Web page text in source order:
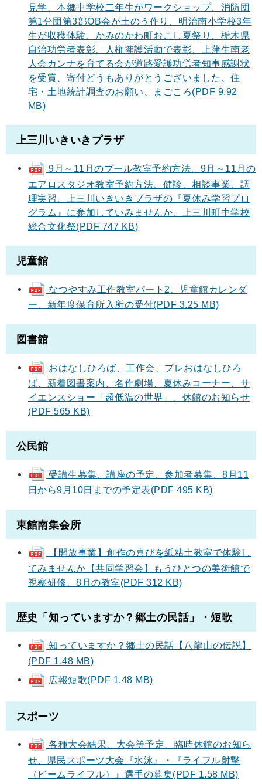
見学、本郷中学校二年生がワークショップ、消防団
第1分団第3部OB会が土のう作り、明治南小学校3年
生が収穫体験、かみのかわ町おこし夏祭り、栃木県
自治功労者表彰、人権擁護活動で表彰、上蒲生南老
人会カンナを育てる会が道路愛護功労者知事感謝状
を受賞、寄付どうもありがとうございました、住
宅・土地統計調査のお願い、まごころ(PDF 9.92
MB)
上三川いきいきプラザ
9月～11月のプール教室予約方法、9月～11月の
エアロスタジオ教室予約方法、健診、相談事業、調
理実習、上三川いきいきプラザの『夏休み学習プロ
グラム』に参加していみませんか、上三川町中学校
総合文化祭(PDF 747 KB)
児童館
なつやすみ工作教室パート2、児童館カレンダ
ー、新年度保育所入所の受付(PDF 3.25 MB)
図書館
おはなしひろば、工作会、プレおはなしひろ
ば、新着図書案内、名作劇場、夏休みコーナー、サ
イエンスショー「超低温の世界」、休館のお知らせ
(PDF 565 KB)
公民館
受講生募集、講座の予定、参加者募集、8月11
日から9月10日までの予定表(PDF 495 KB)
東館南集会所
【開放事業】創作の喜びを紙粘土教室で体験し
てみませんか【共同学習会】もうひとつの美術館で
視察研修、8月の教室(PDF 312 KB)
歴史「知っていますか？郷土の民話」・短歌
知っていますか？郷土の民話【八龍山の伝説】
(PDF 1.48 MB)
広報短歌(PDF 1.48 MB)
スポーツ
各種大会結果、大会等予定、臨時休館のお知ら
せ、県民スポーツ大会『水泳』・『ライフル射撃
（ビームライフル）』選手の募集(PDF 1.58 MB)